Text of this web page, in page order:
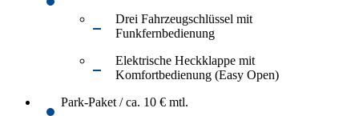
Drei Fahrzeugschlüssel mit
Funkfernbedienung
Elektrische Heckklappe mit
Komfortbedienung (Easy Open)
Park-Paket / ca. 10 € mtl.